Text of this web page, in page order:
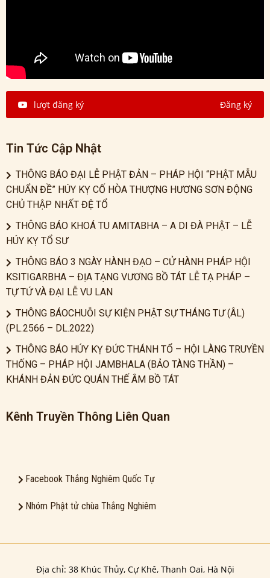
lượt đăng ký Đăng ký
Tin Tức Cập Nhật
THÔNG BÁO ĐẠI LỄ PHẬT ĐẢN – PHÁP HỘI “PHẬT MẪU
CHUẨN ĐỀ” HÚY KỴ CỐ HÒA THƯỢNG HƯƠNG SƠN ĐỘNG
CHỦ THẬP NHẤT ĐỆ TỔ
THÔNG BÁO KHOÁ TU AMITABHA – A DI ĐÀ PHẬT – LỄ
HÚY KỴ TỔ SƯ
THÔNG BÁO 3 NGÀY HÀNH ĐẠO – CỬ HÀNH PHÁP HỘI
KSITIGARBHA – ĐỊA TẠNG VƯƠNG BỒ TÁT LỄ TẠ PHÁP –
TỰ TỨ VÀ ĐẠI LỄ VU LAN
THÔNG BÁOCHUỖI SỰ KIỆN PHẬT SỰ THÁNG TƯ (ÂL)
(PL.2566 – DL.2022)
THÔNG BÁO HÚY KỴ ĐỨC THÁNH TỔ – HỘI LÀNG TRUYỀN
THỐNG – PHÁP HỘI JAMBHALA (BẢO TÀNG THẦN) –
KHÁNH ĐẢN ĐỨC QUÁN THẾ ÂM BỒ TÁT
Kênh Truyền Thông Liên Quan
Facebook Thắng Nghiêm Quốc Tự
Nhóm Phật tử chùa Thắng Nghiêm
Địa chỉ: 38 Khúc Thủy, Cự Khê, Thanh Oai, Hà Nội